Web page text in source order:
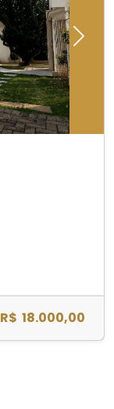
Next
R$ 18.000,00